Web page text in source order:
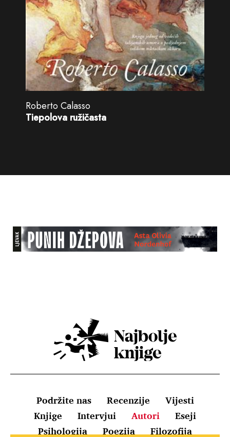
Roberto Calasso
Tiepolova ružičasta
Podržite nas Recenzije
Vijesti
Knjige
Intervjui Autori
Eseji
Psihologija
Poezija Filozofija